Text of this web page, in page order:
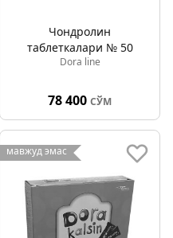
Чондролин
таблеткалари № 50
Dora line
78 400 СЎМ
мавжуд эмас